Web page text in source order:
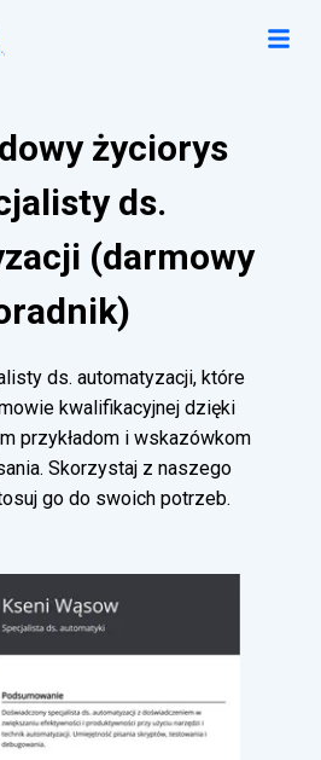
życiorys
ds.
(darmowy
ds. automatyzacji, które
kwalifikacyjnej dzięki
przykładom i wskazówkom
Skorzystaj z naszego
go do swoich potrzeb.